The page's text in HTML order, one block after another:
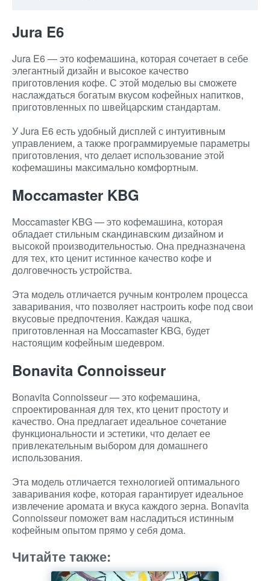
Jura E6
Jura E6 — это кофемашина, которая сочетает в себе
элегантный дизайн и высокое качество
приготовления кофе. С этой моделью вы сможете
наслаждаться богатым вкусом кофейных напитков,
приготовленных по швейцарским стандартам.
У Jura E6 есть удобный дисплей с интуитивным
управлением, а также программируемые параметры
приготовления, что делает использование этой
кофемашины максимально комфортным.
Moccamaster KBG
Moccamaster KBG — это кофемашина, которая
обладает стильным скандинавским дизайном и
высокой производительностью. Она предназначена
для тех, кто ценит истинное качество кофе и
долговечность устройства.
Эта модель отличается ручным контролем процесса
заваривания, что позволяет настроить кофе под свои
вкусовые предпочтения. Каждая чашка,
приготовленная на Moccamaster KBG, будет
настоящим кофейным шедевром.
Bonavita Connoisseur
Bonavita Connoisseur — это кофемашина,
спроектированная для тех, кто ценит простоту и
качество. Она предлагает идеальное сочетание
функциональности и эстетики, что делает ее
привлекательным выбором для домашнего
использования.
Эта модель отличается технологией оптимального
заваривания кофе, которая гарантирует идеальное
извлечение аромата и вкуса каждого зерна. Bonavita
Connoisseur поможет вам насладиться истинным
кофейным опытом прямо у себя дома.
Читайте также: